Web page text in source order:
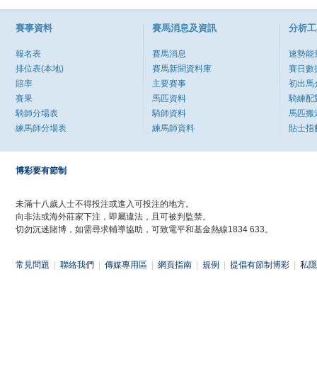
賽事資料
報名表
排位表(本地)
賠率
賽果
騎師分場表
練馬師分場表
賽馬消息及資訊
賽馬消息
賽馬新聞資料庫
主要賽事
馬匹資料
騎師資料
練馬師資料
分析
速勢能
賽日數
初出馬
騎練配
馬匹搬
貼士指
博彩要有節制
未滿十八歲人士不得投注或進入可投注的地方。
向非法或海外莊家下注，即屬違法，且可被判監禁。
切勿沉迷賭博，如需尋求輔導協助，可致電平和基金熱線1834 633。
常見問題 聯絡我們 傳媒專用區 網頁指南 規例 提倡有節制博彩 私